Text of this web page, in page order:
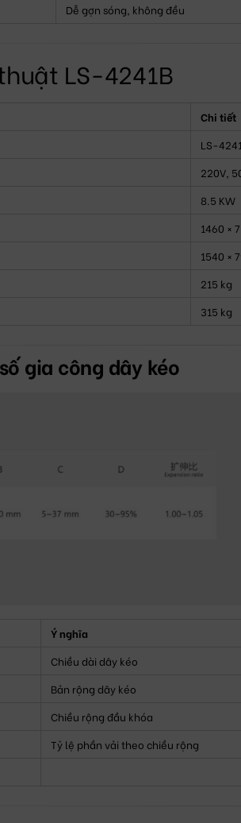
Dễ gợn sóng, không đều
LS-4241B
Chi tiết
LS-
220V,
8.5 KW
1460 ×
1540 ×
215 kg
315 kg
gia công dây kéo
Ý nghĩa
Chiều dài dây kéo
Bản rộng dây kéo
Chiều rộng đầu khóa
Tỷ lệ phần vải theo chiều rộng